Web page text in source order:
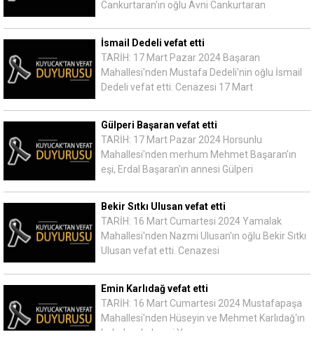
Cankurtaran'ın oğlu Avni Cankurtaran
İsmail Dedeli vefat etti
TARİH: 17 Mart Pazar 2024 Başaran
Mahallesi'nden Mustafa Dedeli'nin oğlu İsmail
Dedeli vefat etti. Cenazesi 17 Mart
Gülperi Başaran vefat etti
TARİH: 17 Mart Pazar 2024 Horsunlu
Mahallesi'nden merhum Mehmet Başaran'ın
eşi, Erdal Başaran'ın annesi Gülperi
Bekir Sıtkı Ulusan vefat etti
TARİH: 16 Mart Cumartesi 2024 Yamalak
Mahallesi'nden Nazmi Ulusan'ın oğlu Bekir Sıtkı
Ulusan vefat etti. Cenazesi
Emin Karlıdağ vefat etti
TARİH: 16 Mart Cumartesi 2024 Mustafapaşa
Mahallesi'nden Hüseyin ve Mehmet Karlıdağ'ın
babaları, kahveci Yaşar